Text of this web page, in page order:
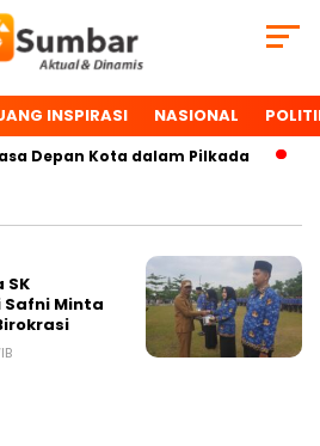
INSPIRASI NASIONAL
Depan Kota dalam Pilkada
SK
Minta